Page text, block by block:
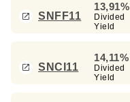
SNFF11
13,91%
Divided
Yield
SNCI11
14,11%
Divided
Yield